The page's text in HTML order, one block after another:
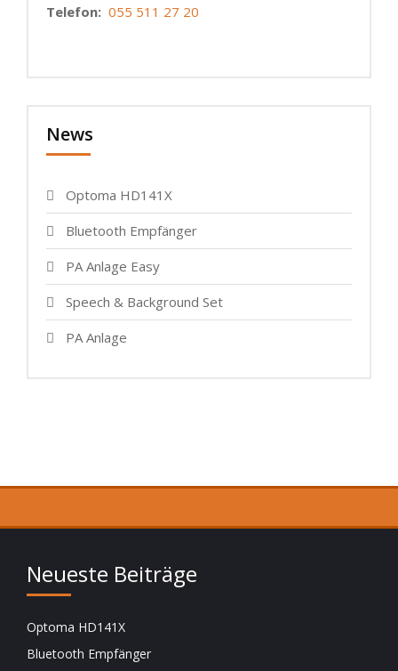
Telefon: 055 511 27 20
News
Optoma HD141X
Bluetooth Empfänger
PA Anlage Easy
Speech & Background Set
PA Anlage
Neueste Beiträge
Optoma HD141X
Bluetooth Empfänger